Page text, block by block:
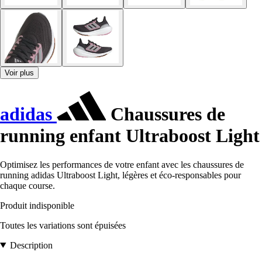
Voir plus
adidas
Chaussures de
running enfant Ultraboost Light
Optimisez les performances de votre enfant avec les chaussures de
running adidas Ultraboost Light, légères et éco-responsables pour
chaque course.
Produit indisponible
Toutes les variations sont épuisées
Description